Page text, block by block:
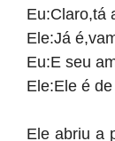
Eu:Claro,tá
Ele:Já
Eu:E seu
Ele:Ele é
Ele abriu a